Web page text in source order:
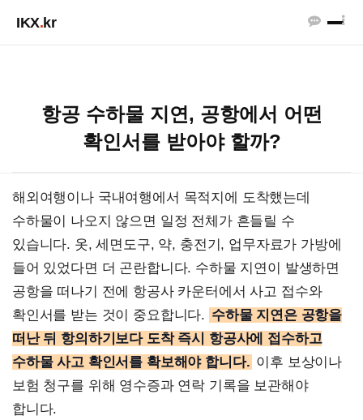
IKX.kr
항공 수하물 지연, 공항에서 어떤
확인서를 받아야 할까?
해외여행이나 국내여행에서 목적지에 도착했는데
수하물이 나오지 않으면 일정 전체가 흔들릴 수
있습니다. 옷, 세면도구, 약, 충전기, 업무자료가 가방에
들어 있었다면 더 곤란합니다. 수하물 지연이 발생하면
공항을 떠나기 전에 항공사 카운터에서 사고 접수와
확인서를 받는 것이 중요합니다. 수하물 지연은 공항을
떠난 뒤 항의하기보다 도착 즉시 항공사에 접수하고
수하물 사고 확인서를 확보해야 합니다. 이후 보상이나
보험 청구를 위해 영수증과 연락 기록을 보관해야
합니다.